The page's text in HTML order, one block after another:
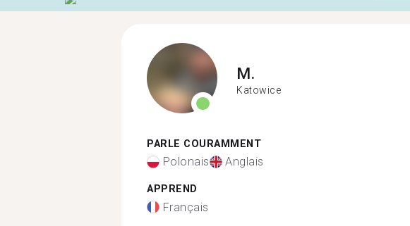
M.
Katowice
PARLE COURAMMENT
Polonais Anglais
APPREND
Français